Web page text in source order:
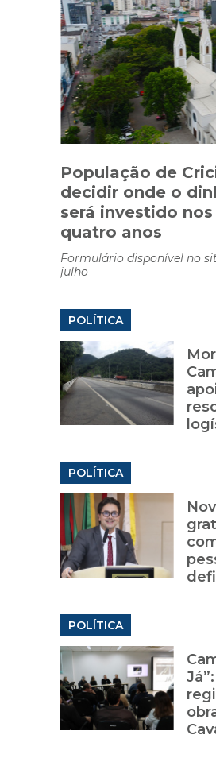
População de
decidir onde o
será investido
quatro anos
Formulário disponível no
julho
POLÍTICA
POLÍTICA
POLÍTICA